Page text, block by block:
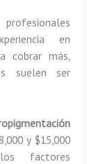
en
cobrar más,
suelen ser
y $15,000
factores